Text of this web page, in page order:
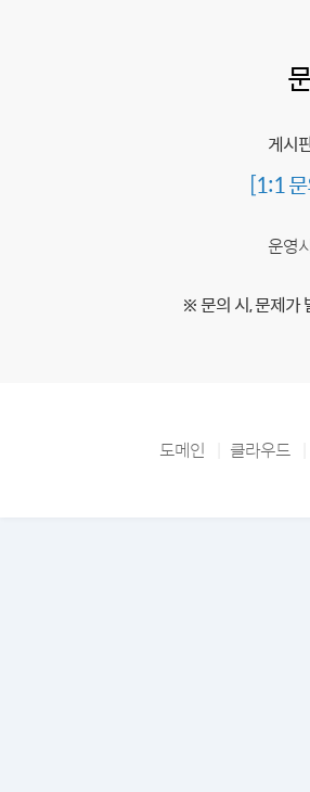
게시
[1:1
운영
※ 문의 시, 문제가
도메인 클라우드